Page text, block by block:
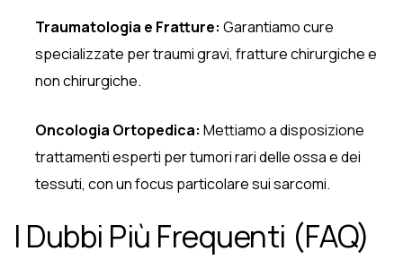
Traumatologia e Fratture: Garantiamo cure
specializzate per traumi gravi, fratture chirurgiche e
non chirurgiche.
Oncologia Ortopedica: Mettiamo a disposizione
trattamenti esperti per tumori rari delle ossa e dei
tessuti, con un focus particolare sui sarcomi.
I Dubbi Più Frequenti (FAQ)